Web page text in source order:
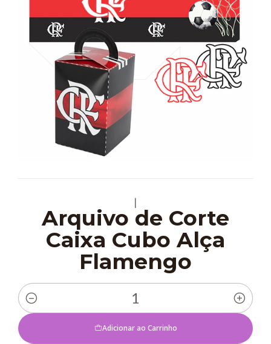
|
Arquivo de Corte
Caixa Cubo Alça
Flamengo
Quantidade
Adicionar ao Carrinho